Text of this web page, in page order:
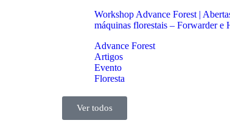
Workshop Advance Forest |
máquinas florestais – Forwarder e
Advance Forest
Artigos
Evento
Floresta
Ver todos